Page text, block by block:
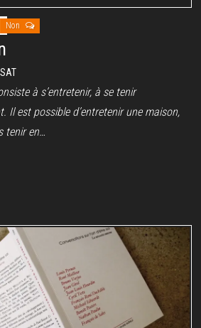
Non
à s’entretenir, à se tenir
Il est possible d’entretenir une maison,
tenir en…